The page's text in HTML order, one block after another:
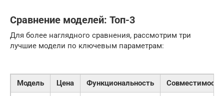
Сравнение моделей: Топ-3
Для более наглядного сравнения, рассмотрим три
лучшие модели по ключевым параметрам:
Модель Цена Функциональность
Совместимость